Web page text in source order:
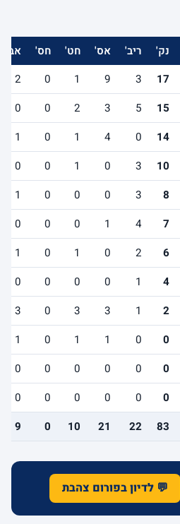
נק' ריב' אס' חט' חס'
אב'
17
3
9
1
0
2
15
5
3
2
0
0
14
0
4
1
0
1
10
3
0
1
0
0
8
3
0
0
0
1
7
4
1
0
0
0
6
2
0
1
0
1
4
1
0
0
0
0
2
1
3
3
0
3
0
0
1
1
0
1
0
0
0
0
0
0
0
0
0
0
0
0
83
22
21
10
0
9
💬 לדיון בפורום צהבת